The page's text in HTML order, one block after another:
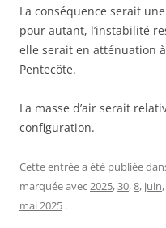
La conséquence serait
pour autant, l’instabilité
elle serait en atténuation
Pentecôte.
La masse d’air serait
configuration.
Cette entrée a été publiée
marquée avec2025,30,8, juin,
mai 2025 .